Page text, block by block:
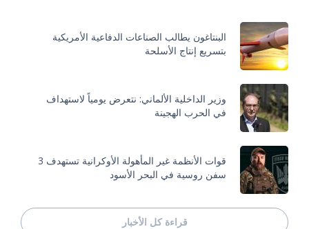
البنتاغون يطالب الصناعات الدفاعية الأمريكية
بتسريع إنتاج الأسلحة
وزير الداخلية الألماني: نتعرض يومياً لاستهداف
في الحرب الهجينة
قوات الأنظمة غير المأهولة الأوكرانية تستهدف 3
سفن روسية في البحر الأسود
قراءة كل الأخبار